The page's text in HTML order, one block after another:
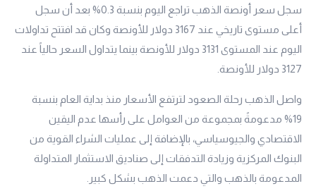
سجل سعر أونصة الذهب تراجع اليوم بنسبة 0.3% بعد أن سجل
أعلى مستوى تاريخي عند 3167 دولار للأونصة وكان قد افتتح تداولات
اليوم عند المستوى 3131 دولار للأونصة بينما يتداول السعر حالياً عند
3127 دولار للأونصة.
واصل الذهب رحلة الصعود لترتفع الأسعار منذ بداية العام بنسبة
19% مدعومةً بمجموعة من العوامل على رأسها عدم اليقين
الاقتصادي والجيوسياسي، بالإضافة إلى عمليات الشراء القوية من
البنوك المركزية وزيادة التدفقات إلى صناديق الاستثمار المتداولة
المدعومة بالذهب والتي دعمت الذهب بشكل كبير.